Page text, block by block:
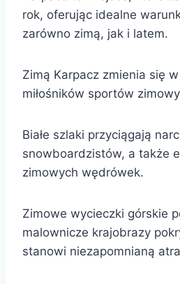
rok, oferując idealne
zarówno zimą, jak i latem.
Zimą Karpacz zmienia się
miłośników sportów
Białe szlaki przyciągają
snowboardzistów, a także
zimowych wędrówek.
Zimowe wycieczki górskie
malownicze krajobrazy
stanowi niezapomnianą